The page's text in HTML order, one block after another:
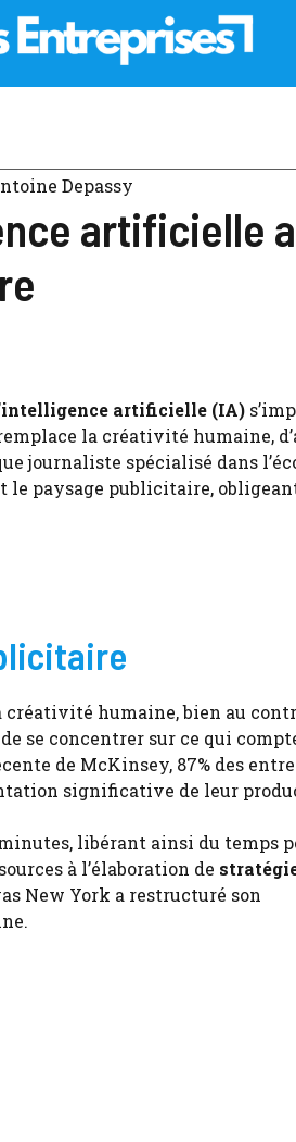
Depassy
artificielle
intelligence artificielle (IA)
la créativité humaine,
journaliste spécialisé dans
le paysage publicitaire,
créativité humaine, bien au
se concentrer sur ce qui
de McKinsey, 87% des
significative de leur
libérant ainsi du temps
à l’élaboration de
New York a restructuré son